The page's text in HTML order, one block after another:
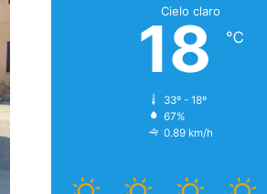
Cielo claro
18 ℃
33º - 18º
67%
0.89 km/h